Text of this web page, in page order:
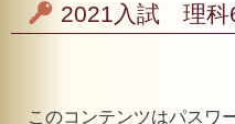
2021入試 理
このコンテンツはパスワ